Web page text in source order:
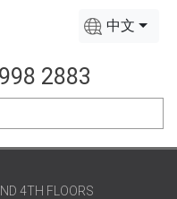
中文
2883
4TH FLOORS